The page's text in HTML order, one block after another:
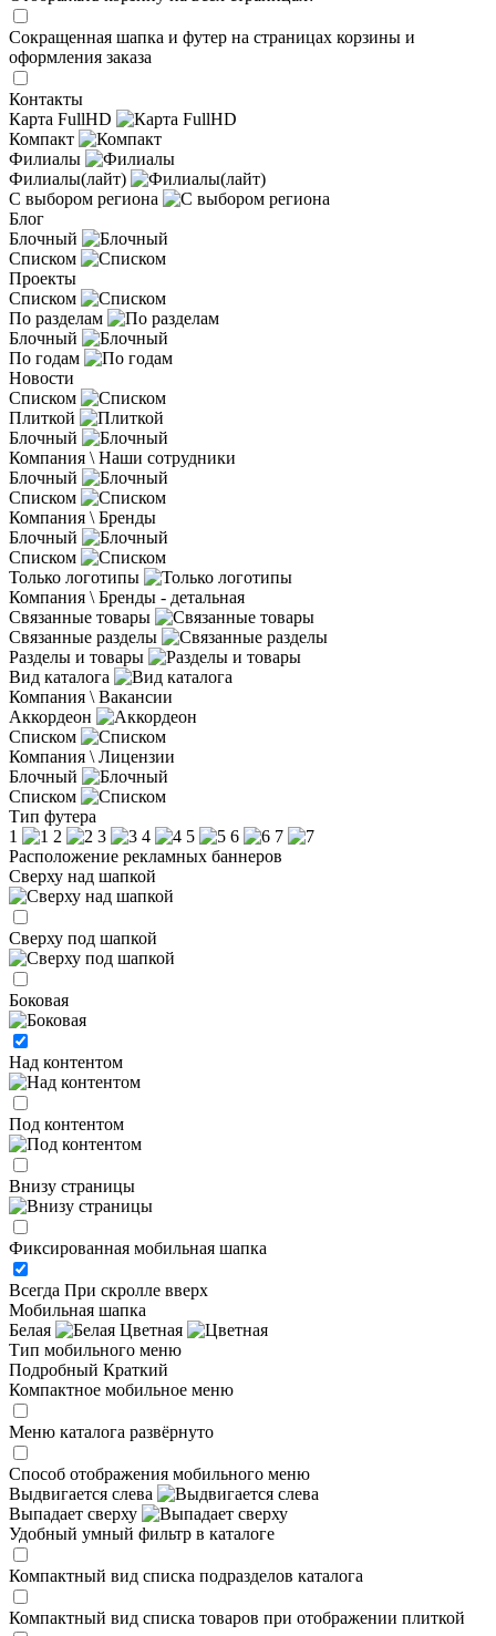
Сокращенная шапка и футер на страницах корзины и
оформления заказа
Контакты
Карта FullHD
Компакт
Филиалы
Филиалы(лайт)
С выбором региона
Блог
Блочный
Списком
Проекты
Списком
По разделам
Блочный
По годам
Новости
Списком
Плиткой
Блочный
Компания \ Наши сотрудники
Блочный
Списком
Компания \ Бренды
Блочный
Списком
Только логотипы
Компания \ Бренды - детальная
Связанные товары
Связанные разделы
Разделы и товары
Вид каталога
Компания \ Вакансии
Аккордеон
Списком
Компания \ Лицензии
Блочный
Списком
Тип футера
1
2 3 4 5 6
7
Расположение рекламных баннеров
Сверху над шапкой
Сверху под шапкой
Боковая
Над контентом
Под контентом
Внизу страницы
Фиксированная мобильная шапка
Всегда При скролле вверх
Мобильная шапка
Белая
Цветная
Тип мобильного меню
Подробный Краткий
Компактное мобильное меню
Меню каталога развёрнуто
Способ отображения мобильного меню
Выдвигается слева
Выпадает сверху
Удобный умный фильтр в каталоге
Компактный вид списка подразделов каталога
Компактный вид списка товаров при отображении плиткой